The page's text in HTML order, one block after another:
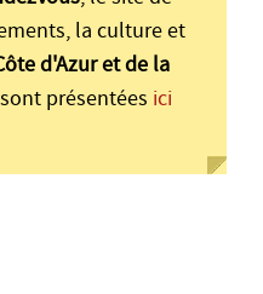
la culture et
d'Azur et de la
présentées ici